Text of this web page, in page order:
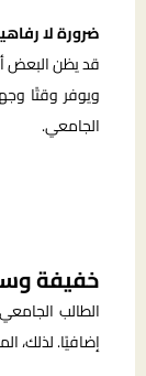
ضرورة لا
قد يظن البعض
ويوفر وقتًا
الجامعي.
خفيفة
الطالب
إضافيًا. لذلك،